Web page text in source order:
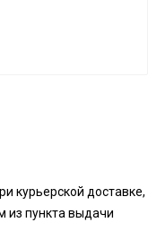
курьерской доставке,
из пункта выдачи